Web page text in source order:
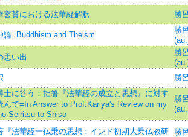
玄賛における法華経解釈 勝
論=Buddhism and Theism
勝
思い出
勝
勝
士に答う：拙箸『法華経の成立と思想』に対す
んで=In Answer to Prof.Kariya's Review on my
Seiritsu to Shiso
勝
『法華経一仏乗の思想：インド初期大乗仏教研
勝